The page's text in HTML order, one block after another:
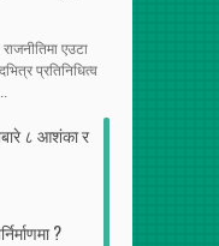
एउटा
प्रतिनिधित्व
८ आशंका र
?